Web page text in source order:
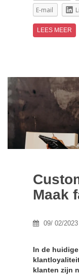
E-mail
LEES MEER
Maak
09/ 02/2023
In de
klanten zijn